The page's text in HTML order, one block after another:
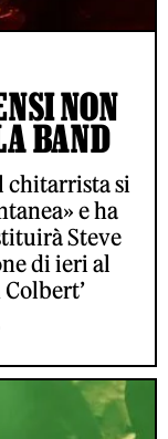
NON
BAND
chitarrista si
e ha
Steve
di ieri al